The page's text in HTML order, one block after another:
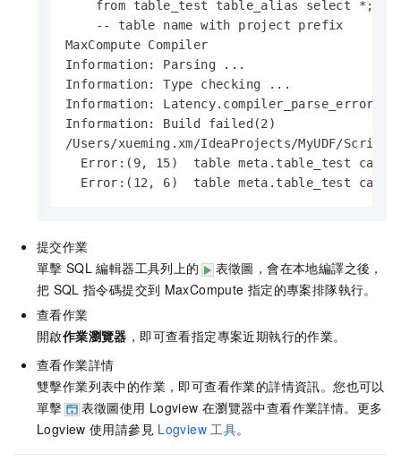
    from table_test table_alias select *;
    -- table name with project prefix
MaxCompute Compiler
Information: Parsing ...
Information: Type checking ...
Information: Latency.compiler_parse_error :
Information: Build failed(2)
/Users/xueming.xm/IdeaProjects/MyUDF/
Error:(9, 15)  table meta.table_test
Error:(12, 6)  table meta.table_test
提交作業
單擊 SQL 編輯器工具列上的
表徵圖，會在本地編譯之後，
把 SQL 指令碼提交到 MaxCompute 指定的專案排隊執行。
查看作業
開啟作業瀏覽器 ，即可查看指定專案近期執行的作業。
查看作業詳情
雙擊作業列表中的作業，即可查看作業的詳情資訊。您也可以
單擊
表徵圖使用 Logview 在瀏覽器中查看作業詳情。更多
Logview 使用請參見 Logview 工具。